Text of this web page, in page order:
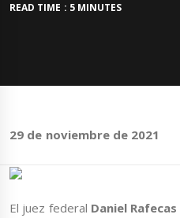
READ TIME : 5 MINUTES
29 de noviembre de 2021
El juez federal Daniel Rafecas